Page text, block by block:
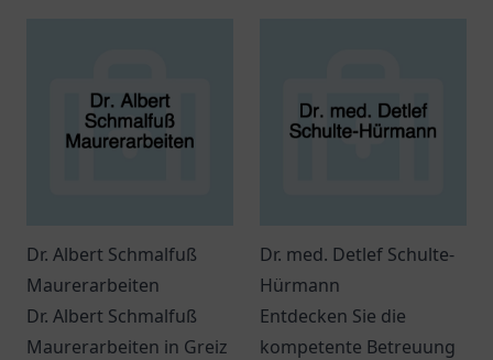
Dr. Albert Schmalfuß
Maurerarbeiten
Dr. Albert Schmalfuß
Maurerarbeiten in Greiz
Dr. med. Detlef Schulte-
Hürmann
Entdecken Sie die
kompetente Betreuung